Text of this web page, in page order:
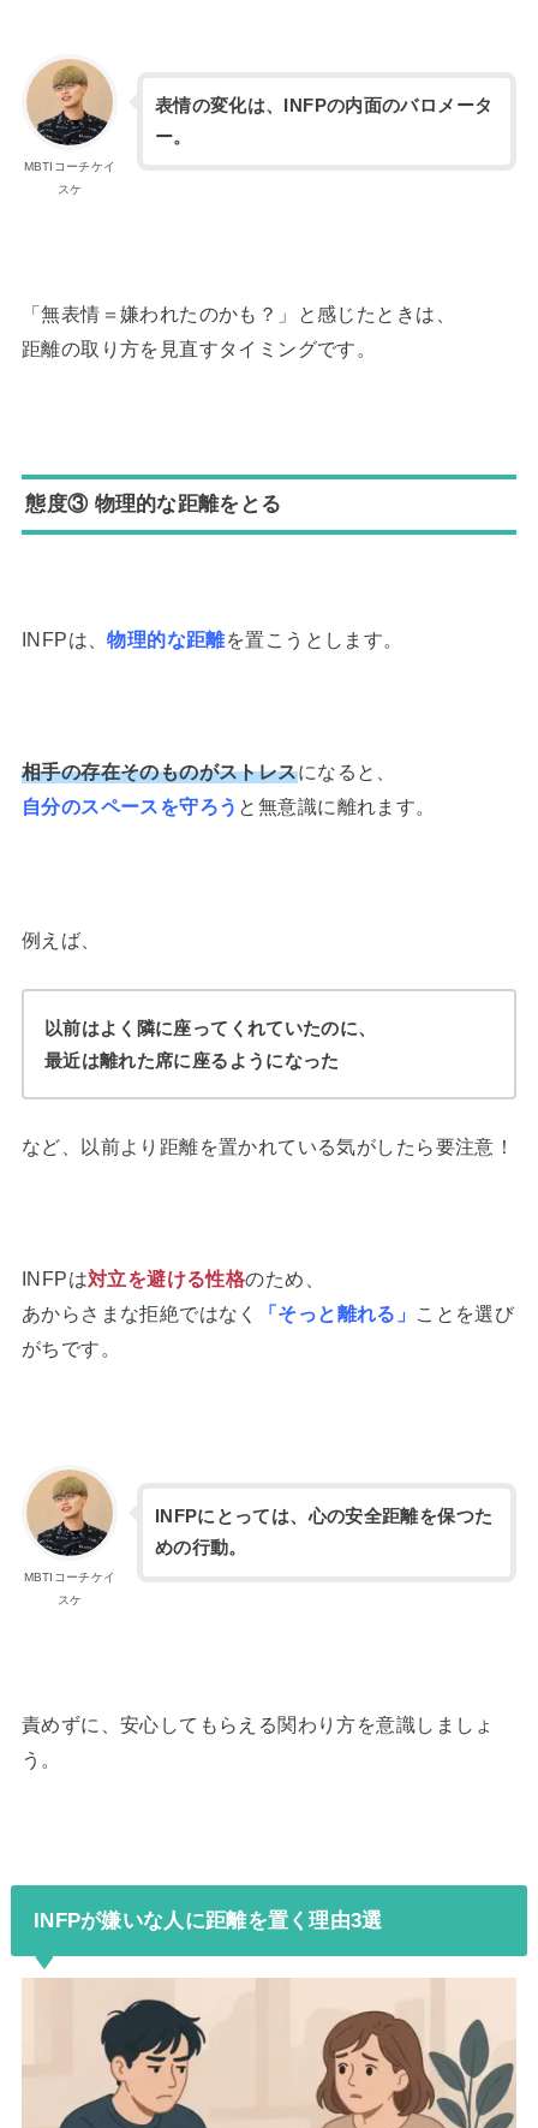
MBTIコーチケイ
スケ
表情の変化は、INFPの内面のバロメータ
ー。
「無表情＝嫌われたのかも？」と感じたときは、
距離の取り方を見直すタイミングです。
態度③ 物理的な距離をとる
INFPは、物理的な距離を置こうとします。
相手の存在そのものがストレスになると、
自分のスペースを守ろう と無意識に離れます。
例えば、
以前はよく隣に座ってくれていたのに、
最近は離れた席に座るようになった
など、以前より距離を置かれている気がしたら要注意！
INFPは対立を避ける性格のため、
あからさまな拒絶ではなく
「そっと離れる」
ことを選び
がちです。
MBTIコーチケイ
スケ
INFPにとっては、心の安全距離を保つた
めの行動。
責めずに、安心してもらえる関わり方を意識しましょ
う。
INFPが嫌いな人に距離を置く理由3選